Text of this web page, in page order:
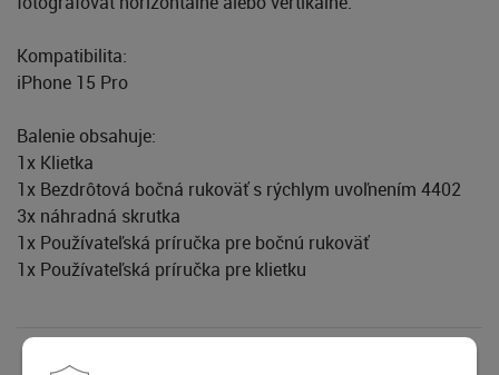
Kompatibilita:
iPhone 15 Pro
Balenie obsahuje:
1x Klietka
1x Bezdrôtová bočná rukoväť s rýchlym uvoľnením 4402
3x náhradná skrutka
1x Používateľská príručka pre bočnú rukoväť
1x Používateľská príručka pre klietku